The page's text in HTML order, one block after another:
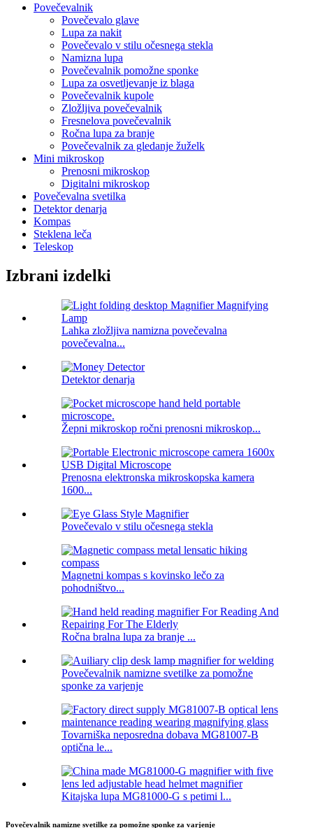
Povečevalnik
Povečevalo glave
Lupa za nakit
Povečevalo v stilu očesnega stekla
Namizna lupa
Povečevalnik pomožne sponke
Lupa za osvetljevanje iz blaga
Povečevalnik kupole
Zložljiva povečevalnik
Fresnelova povečevalnik
Ročna lupa za branje
Povečevalnik za gledanje žuželk
Mini mikroskop
Prenosni mikroskop
Digitalni mikroskop
Povečevalna svetilka
Detektor denarja
Kompas
Steklena leča
Teleskop
Izbrani izdelki
Lahka zložljiva namizna povečevalna
povečevalna...
Detektor denarja
Žepni mikroskop ročni prenosni mikroskop...
Prenosna elektronska mikroskopska kamera
1600...
Povečevalo v stilu očesnega stekla
Magnetni kompas s kovinsko lečo za
pohodništvo...
Ročna bralna lupa za branje ...
Povečevalnik namizne svetilke za pomožne
sponke za varjenje
Tovarniška neposredna dobava MG81007-B
optična le...
Kitajska lupa MG81000-G s petimi l...
Povečevalnik namizne svetilke za pomožne sponke za varjenje